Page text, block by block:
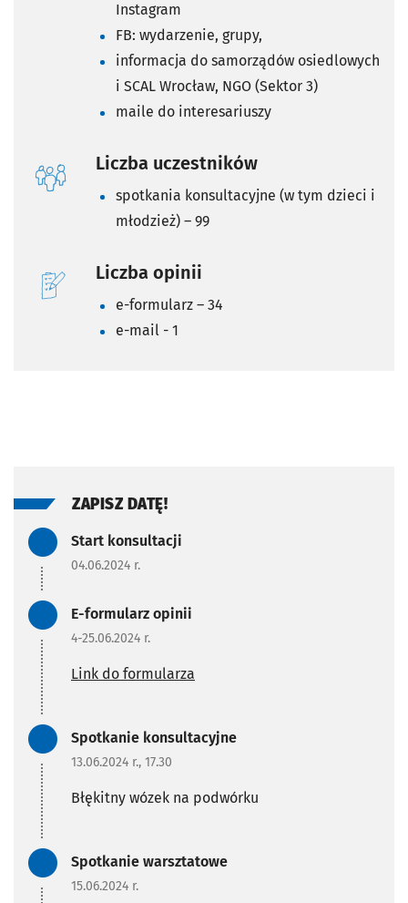
Instagram
FB: wydarzenie, grupy,
informacja do samorządów osiedlowych
i SCAL Wrocław, NGO (Sektor 3)
maile do interesariuszy
Liczba uczestników
spotkania konsultacyjne (w tym dzieci i
młodzież) – 99
Liczba opinii
e-formularz – 34
e-mail - 1
ZAPISZ DATĘ!
Zadanie zrealizowane/
Start konsultacji
04.06.2024 r.
Zadanie zrealizowane/
E-formularz opinii
4-25.06.2024 r.
Link do formularza
Zadanie zrealizowane/
Spotkanie konsultacyjne
13.06.2024 r., 17.30
Błękitny wózek na podwórku
Zadanie zrealizowane/
Spotkanie warsztatowe
15.06.2024 r.